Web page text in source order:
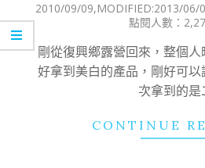
09-
2010/09/09,MODIFIED:2013/06/
點閱人數：
剛從復興鄉露營回來，整個
好拿到美白的產品，剛好可
次拿到的是
CONTINUE